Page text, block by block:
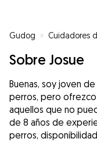
Gudog » Cuidadores
Sobre Josue
Buenas, soy joven
perros, pero ofrezco
aquellos que no
de 8 años de
perros,